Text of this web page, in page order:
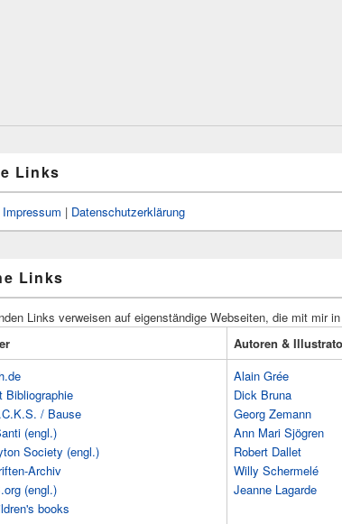
Links
Impressum | Datenschutzerklärung
Links
Links verweisen auf eigenständige Webseiten, die mit mir
Autoren &
Bibliographie
/ Bause
(engl.)
Society (engl.)
Archiv
(engl.)
books
Alain Grée
Dick Bruna
Georg Zemann
Ann Mari Sjögren
Robert Dallet
Willy Schermelé
Jeanne Lagarde